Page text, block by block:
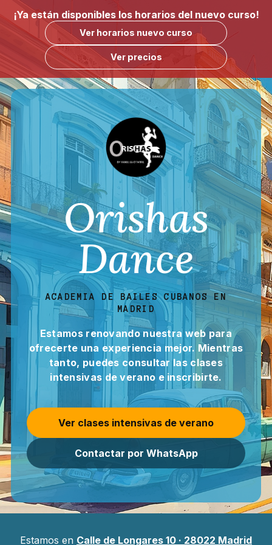
¡Ya están disponibles los horarios del nuevo curso!
Ver horarios nuevo curso
Ver precios
Orishas
Dance
ACADEMIA DE BAILES CUBANOS EN
MADRID
Estamos renovando nuestra web para
ofrecerte una experiencia mejor. Mientras
tanto, puedes consultar las clases
intensivas de verano e inscribirte.
Ver clases intensivas de verano
Contactar por WhatsApp
Estamos en Calle de Longares 10 · 28022 Madrid